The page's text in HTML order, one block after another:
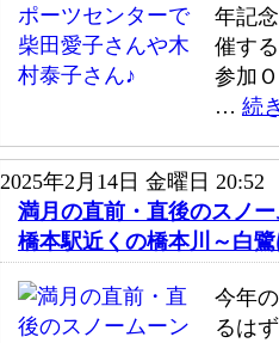
年記
催す
参加
… 続
2025年2月14日 金曜日 20:52
満月の直前・直後のスノ
橋本駅近くの橋本川～白
今年
るは